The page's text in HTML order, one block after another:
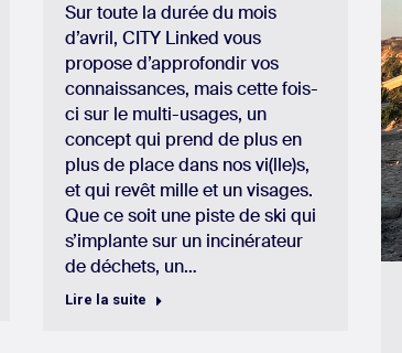
Sur toute la durée du mois
d’avril, CITY Linked vous
propose d’approfondir vos
connaissances, mais cette fois-
ci sur le multi-usages, un
concept qui prend de plus en
plus de place dans nos vi(lle)s,
et qui revêt mille et un visages.
Que ce soit une piste de ski qui
s’implante sur un incinérateur
de déchets, un…
Lire la suite